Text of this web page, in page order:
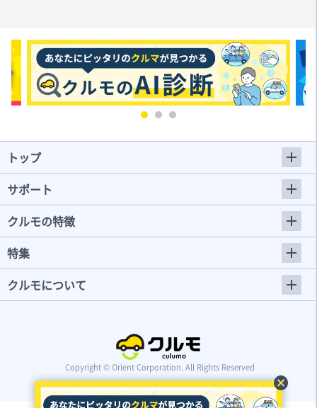
cancel
トップ
サポート
クルモの特徴
特集
クルモについて
Copyright © Orient Corporation. All Rights Reserved